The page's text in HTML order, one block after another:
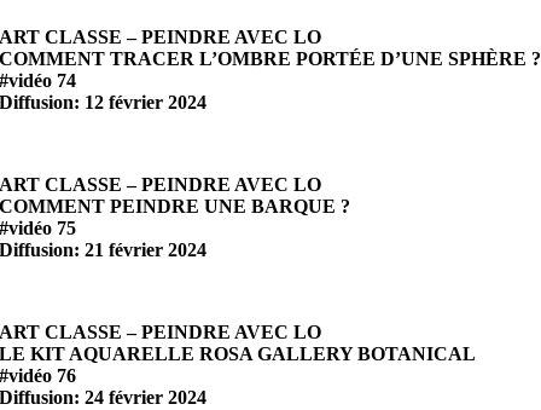
ART CLASSE – PEINDRE AVEC LO
COMMENT TRACER L’OMBRE PORTÉE D’UNE SPHÈRE ?
#vidéo 74
Diffusion: 12 février 2024
ART CLASSE – PEINDRE AVEC LO
COMMENT PEINDRE UNE BARQUE ?
#vidéo 75
Diffusion: 21 février 2024
ART CLASSE – PEINDRE AVEC LO
LE KIT AQUARELLE ROSA GALLERY BOTANICAL
#vidéo 76
Diffusion: 24 février 2024